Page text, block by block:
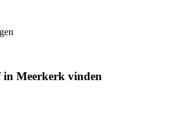
Meerkerk vinden